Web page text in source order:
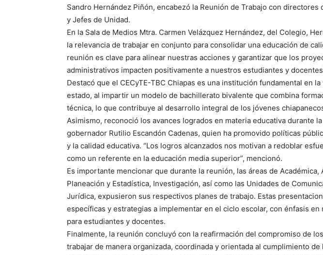
Sandro Hernández Piñón, encabezó la Reunión de Trabajo con directores
y Jefes de Unidad.
En la Sala de Medios Mtra. Carmen Velázquez Hernández, del Colegio,
la relevancia de trabajar en conjunto para consolidar una educación de
reunión es clave para alinear nuestras acciones y garantizar que los
administrativos impacten positivamente a nuestros estudiantes y
Destacó que el CECyTE-TBC Chiapas es una institución fundamental en
estado, al impartir un modelo de bachillerato bivalente que combina
técnica, lo que contribuye al desarrollo integral de los jóvenes
Asimismo, reconoció los avances logrados en materia educativa durante
gobernador Rutilio Escandón Cadenas, quien ha promovido políticas
y la calidad educativa. “Los logros alcanzados nos motivan a redoblar
como un referente en la educación media superior”, mencionó.
Es importante mencionar que durante la reunión, las áreas de Académica,
Planeación y Estadística, Investigación, así como las Unidades de
Jurídica, expusieron sus respectivos planes de trabajo. Estas
específicas y estrategias a implementar en el ciclo escolar, con énfasis
para estudiantes y docentes.
Finalmente, la reunión concluyó con la reafirmación del compromiso de
trabajar de manera organizada, coordinada y orientada al cumplimiento